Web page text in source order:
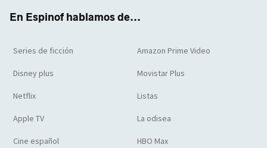
En Espinof hablamos de...
Series de ficción Amazon Prime Video
Disney plus Movistar Plus
Netflix Listas
Apple TV La odisea
Cine español HBO Max